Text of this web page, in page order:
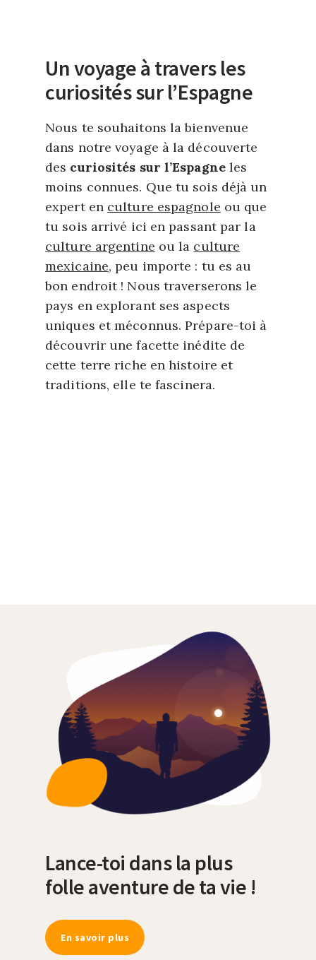
Un voyage à travers les
curiosités sur l’Espagne
Nous te souhaitons la bienvenue
dans notre voyage à la découverte
des curiosités sur l’Espagneles
moins connues. Que tu sois déjà un
expert en culture espagnole ou que
tu sois arrivé ici en passant par la
culture argentine ou la culture
mexicaine, peu importe : tu es au
bon endroit ! Nous traverserons le
pays en explorant ses aspects
uniques et méconnus. Prépare-toi à
découvrir une facette inédite de
cette terre riche en histoire et
traditions, elle te fascinera.
Lance-toi dans la plus
folle aventure de ta vie !
En savoir plus